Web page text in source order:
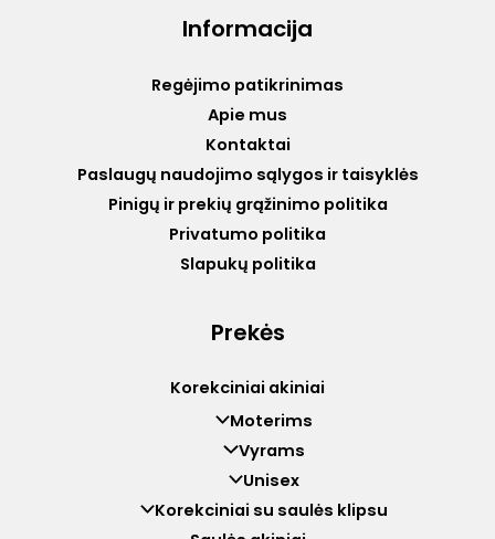
Informacija
Regėjimo patikrinimas
Apie mus
Kontaktai
Paslaugų naudojimo sąlygos ir taisyklės
Pinigų ir prekių grąžinimo politika
Privatumo politika
Slapukų politika
Prekės
Korekciniai akiniai
Moterims
Vyrams
Unisex
Korekciniai su saulės klipsu